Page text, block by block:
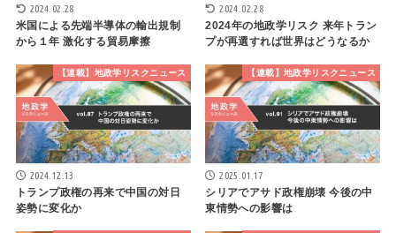
2024.02.28
米国による先端半導体の輸出規制
から１年 激化する貿易摩擦
2024.02.28
2024年の地政学リスク 来年トラン
プが再選すれば世界はどうなるか
【連載】地政学リスクニュース
2024.12.13
トランプ政権の再来で中国の対日
姿勢に変化か
【連載】地政学リスクニュース
2025.01.17
シリアでアサド政権崩壊 今後の中
東情勢への影響は